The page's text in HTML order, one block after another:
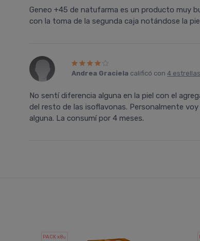
Geneo +45 de natufarma es un producto muy
con la toma de la segunda caja notándose la
Andrea Graciela calificó con 4 estrellas
No sentí diferencia alguna en la piel con el
del resto de las isoflavonas. Personalmente
alguna. La consumí por 4 meses.
PACK x8u.